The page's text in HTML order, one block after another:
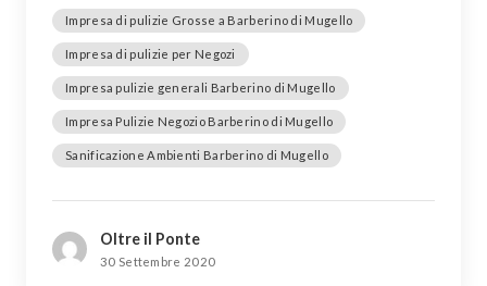
Impresa di pulizie Grosse a Barberino di Mugello
Impresa di pulizie per Negozi
Impresa pulizie generali Barberino di Mugello
Impresa Pulizie Negozio Barberino di Mugello
Sanificazione Ambienti Barberino di Mugello
Oltre il Ponte
30 Settembre 2020